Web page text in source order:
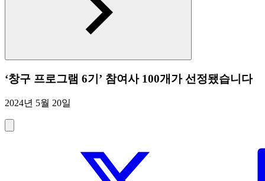
‘창구 프로그램 6기’ 참여사 100개가 선정됐습니다
2024년 5월 20일